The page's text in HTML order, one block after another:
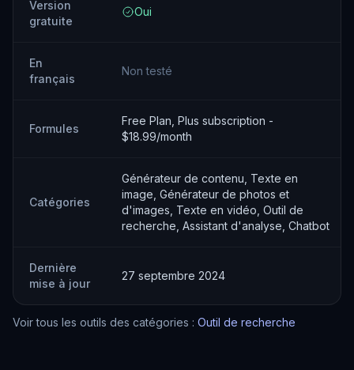
Version
gratuite
Oui
En
français
Non testé
Formules
Free Plan, Plus subscription -
$18.99/month
Catégories
Générateur de contenu, Texte en
image, Générateur de photos et
d'images, Texte en vidéo, Outil de
recherche, Assistant d'analyse, Chatbot
Dernière
mise à jour
27 septembre 2024
Voir tous les outils des catégories : Outil de recherche